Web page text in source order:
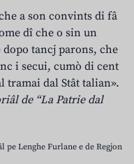
a son convints di fâ
dî che o sin un
tancj parons, che
i secui, cumò di cent
tramai dal Stât talian».
de “La Patrie dal
pe Lenghe Furlane e de Regjon